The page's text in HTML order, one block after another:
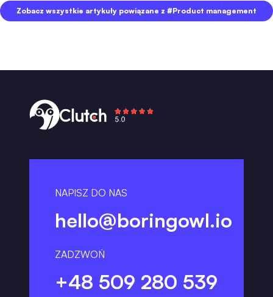
Zobacz wszystkie artykuły powiązane z #Product management
NAPISZ DO NAS
hello@boringowl.io
ZADZWOŃ
+48 509 280 539